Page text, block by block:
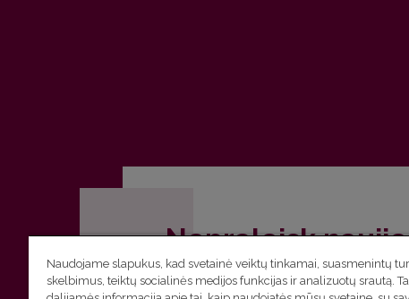
Nepraleisk
Užsiprenumeruok Komunikacijos
Naudojame slapukus, kad svetainė veiktų tinkamai, suasmenintų
skelbimus, teiktų socialinės medijos funkcijas ir analizuotų srautą.